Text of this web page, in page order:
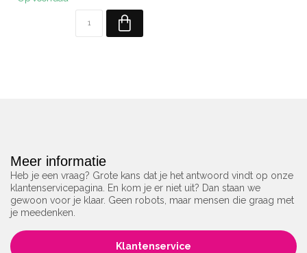
Meer informatie
Heb je een vraag? Grote kans dat je het antwoord vindt op onze
klantenservicepagina. En kom je er niet uit? Dan staan we
gewoon voor je klaar. Geen robots, maar mensen die graag met
je meedenken.
Klantenservice